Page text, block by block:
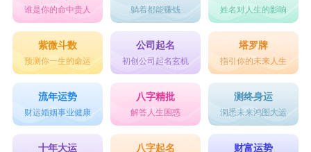
谁是你的命中贵人 躺着都能赚钱 姓名对人生的影响
紫微斗数
预测你一生的命运
公司起名
初创公司起名玄机
塔罗牌
指引你的未来人生
流年运势
财运婚姻事业健康
八字精批
解答人生困惑
测终身运
洞悉未来鸿图大运
十年大运 八字起名 财富运势